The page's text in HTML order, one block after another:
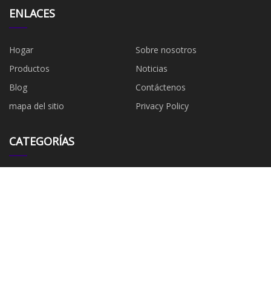
ENLACES
Hogar
Sobre nosotros
Productos
Noticias
Blog
Contáctenos
mapa del sitio
Privacy Policy
CATEGORÍAS